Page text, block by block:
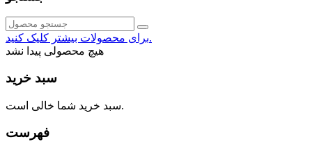
برای محصولات بیشتر کلیک کنید.
هیچ محصولی پیدا نشد
سبد خرید
سبد خرید شما خالی است.
فهرست